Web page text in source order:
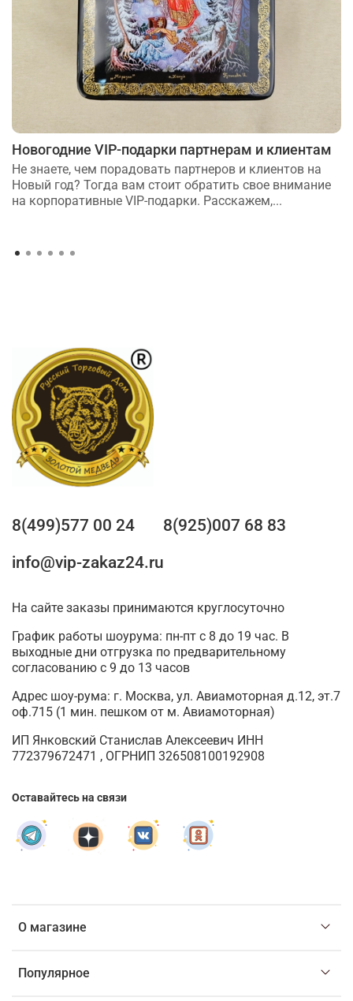
Новогодние VIP-подарки партнерам и клиентам
Не знаете, чем порадовать партнеров и клиентов на
Новый год? Тогда вам стоит обратить свое внимание
на корпоративные VIP-подарки. Расскажем,...
О магазине
Популярное
8(499)577 00 24
8(925)007 68 83
info@vip-zakaz24.ru
На сайте заказы принимаются круглосуточно
График работы шоурума: пн-пт с 8 до 19 час. В
выходные дни отгрузка по предварительному
согласованию с 9 до 13 часов
Адрес шоу-рума: г. Москва, ул. Авиамоторная д.12, эт.7
оф.715 (1 мин. пешком от м. Авиамоторная)
ИП Янковский Станислав Алексеевич ИНН
772379672471 , ОГРНИП 326508100192908
Оставайтесь на связи